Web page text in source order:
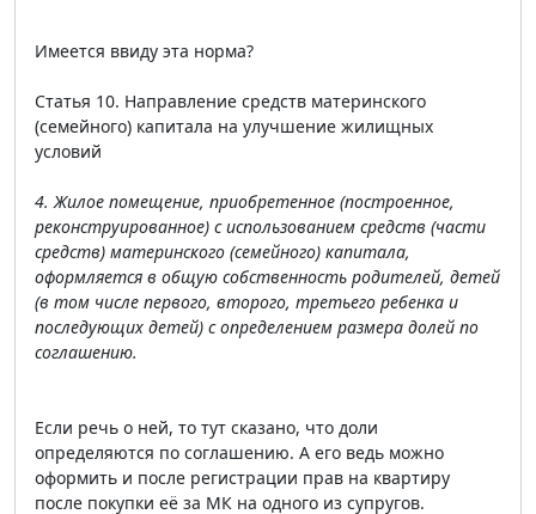
Имеется ввиду эта норма?
Статья 10. Направление средств материнского
(семейного) капитала на улучшение жилищных
условий
4. Жилое помещение, приобретенное (построенное,
реконструированное) с использованием средств (части
средств) материнского (семейного) капитала,
оформляется в общую собственность родителей, детей
(в том числе первого, второго, третьего ребенка и
последующих детей) с определением размера долей по
соглашению.
Если речь о ней, то тут сказано, что доли
определяются по соглашению. А его ведь можно
оформить и после регистрации прав на квартиру
после покупки её за МК на одного из супругов.